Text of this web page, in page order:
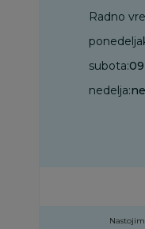
Radno
subota:
nedelja: